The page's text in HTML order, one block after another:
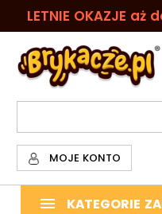
LETNIE OKAZJE
MOJE KONTO
KATEGORIE